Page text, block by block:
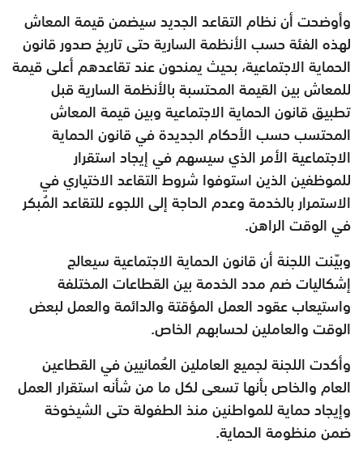
وأوضحت أن نظام التقاعد الجديد سيضمن قيمة المعاش
لهذه الفئة حسب الأنظمة السارية حتى تاريخ صدور قانون
الحماية الاجتماعية، بحيث يمنحون عند تقاعدهم أعلى قيمة
للمعاش بين القيمة المحتسبة بالأنظمة السارية قبل
تطبيق قانون الحماية الاجتماعية وبين قيمة المعاش
المحتسب حسب الأحكام الجديدة في قانون الحماية
الاجتماعية الأمر الذي سيسهم في إيجاد استقرار
للموظفين الذين استوفوا شروط التقاعد الاختياري في
الاستمرار بالخدمة وعدم الحاجة إلى اللجوء للتقاعد المُبكر
في الوقت الراهن.
وبيّنت اللجنة أن قانون الحماية الاجتماعية سيعالج
إشكاليات ضم مدد الخدمة بين القطاعات المختلفة
واستيعاب عقود العمل المؤقتة والدائمة والعمل لبعض
الوقت والعاملين لحسابهم الخاص.
وأكدت اللجنة لجميع العاملين العُمانيين في القطاعين
العام والخاص بأنها تسعى لكل ما من شأنه استقرار العمل
وإيجاد حماية للمواطنين منذ الطفولة حتى الشيخوخة
ضمن منظومة الحماية.